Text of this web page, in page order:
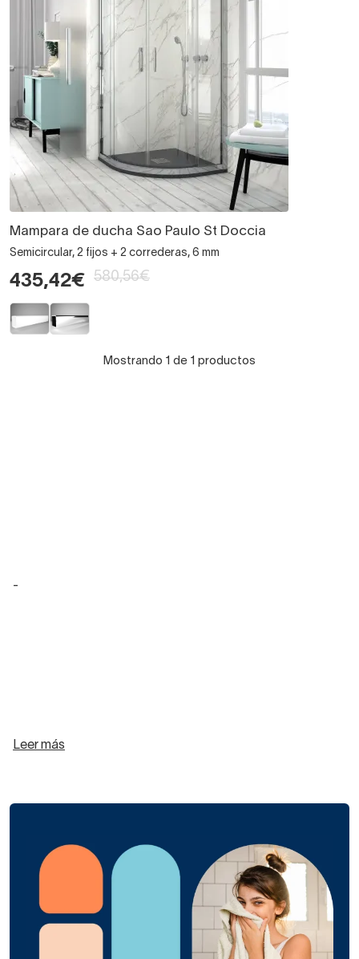
Mampara de ducha Sao Paulo St Doccia
Semicircular, 2 fijos + 2 correderas, 6 mm
435,42€ 580,56€
Mostrando 1 de 1 productos
-
Leer más